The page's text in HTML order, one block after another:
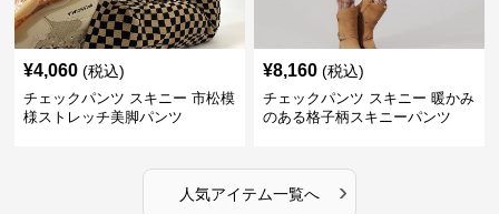
¥4,060 (税込)
チェックパンツ スキニー 市松模
様ストレッチ美脚パンツ
¥8,160 (税込)
チェックパンツ スキニー 暖かみ
のある格子柄スキニーパンツ
人気アイテム一覧へ ›